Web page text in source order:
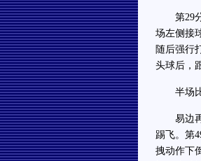
第29分
场左侧接
随后强行
头球后，
半场比
易边再
踢飞。第
拽动作下